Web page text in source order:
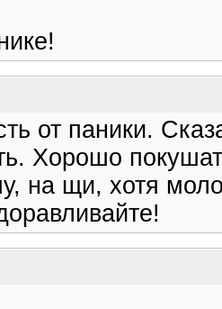
от паники.
Хорошо
на щи, хотя